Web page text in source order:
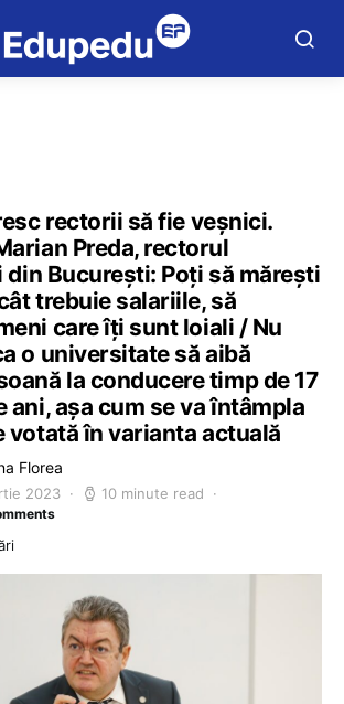
rectorii să fie veșnici.
Preda, rectorul
București: Poți să mărești
trebuie salariile, să
care îți sunt loiali / Nu
o universitate să aibă
la conducere timp de 17
ani, așa cum se va întâmpla
votată în varianta actuală
Florea
2023 10 minute read